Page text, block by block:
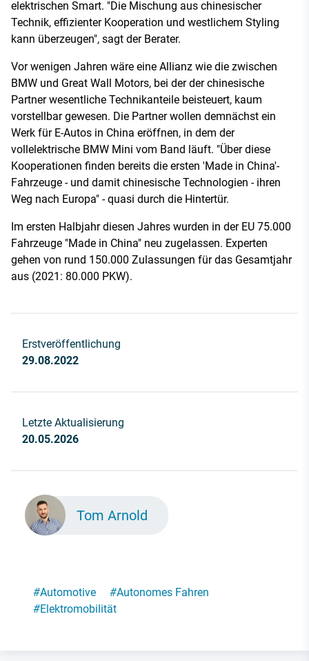
elektrischen Smart. "Die Mischung aus chinesischer
Technik, effizienter Kooperation und westlichem Styling
kann überzeugen", sagt der Berater.
Vor wenigen Jahren wäre eine Allianz wie die zwischen
BMW und Great Wall Motors, bei der der chinesische
Partner wesentliche Technikanteile beisteuert, kaum
vorstellbar gewesen. Die Partner wollen demnächst ein
Werk für E-Autos in China eröffnen, in dem der
vollelektrische BMW Mini vom Band läuft. "Über diese
Kooperationen finden bereits die ersten 'Made in China'-
Fahrzeuge - und damit chinesische Technologien - ihren
Weg nach Europa" - quasi durch die Hintertür.
Im ersten Halbjahr diesen Jahres wurden in der EU 75.000
Fahrzeuge "Made in China" neu zugelassen. Experten
gehen von rund 150.000 Zulassungen für das Gesamtjahr
aus (2021: 80.000 PKW).
Erstveröffentlichung
29.08.2022
Letzte Aktualisierung
20.05.2026
Tom Arnold
#Automotive #Autonomes Fahren
#Elektromobilität